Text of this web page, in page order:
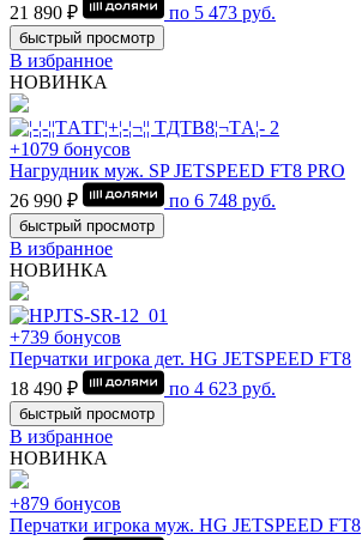
21 890 ₽
по 5 473 руб.
быстрый просмотр
В избранное
НОВИНКА
+1079 бонусов
Нагрудник муж. SP JETSPEED FT8 PRO
26 990 ₽
по 6 748 руб.
быстрый просмотр
В избранное
НОВИНКА
+739 бонусов
Перчатки игрока дет. HG JETSPEED FT8
18 490 ₽
по 4 623 руб.
быстрый просмотр
В избранное
НОВИНКА
+879 бонусов
Перчатки игрока муж. HG JETSPEED FT8